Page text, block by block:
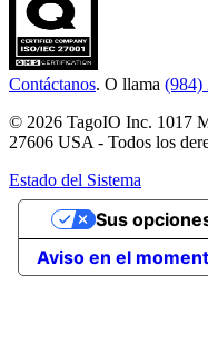
Contáctanos. O llama (984)
© 2026 TagoIO Inc. 1017
27606 USA - Todos los
Estado del Sistema
Aviso en el
Sus